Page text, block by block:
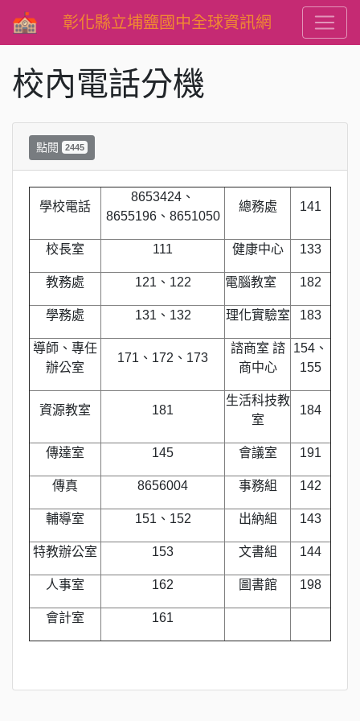
彰化縣立埔鹽國中全球資訊網
校內電話分機
點閱 2445
學校電話
8653424、
8655196、8651050
總務處 141
校長室 111 健康中心 133
教務處 121、122 電腦教室 182
學務處 131、132 理化實驗室 183
導師、專任
辦公室
171、172、173
諮商室 諮
商中心
154、
155
資源教室 181
生活科技教
室
184
傳達室 145 會議室 191
傳真 8656004 事務組 142
輔導室 151、152 出納組 143
特教辦公室 153 文書組 144
人事室 162 圖書館 198
會計室 161